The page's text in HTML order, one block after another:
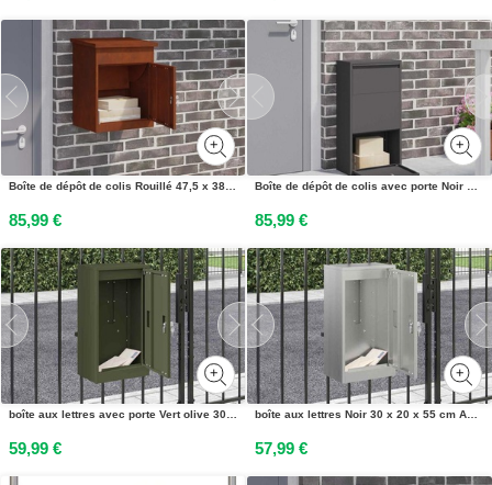
Boîte de dépôt de colis Rouillé 47,5 x 38 x 59 cm Acier patiné
85,99 €
Boîte de dépôt de colis avec porte Noir 44 x 22 x 82 cm Acier
85,99 €
boîte aux lettres avec porte Vert olive 30 x 20 x 55 cm Acier
59,99 €
boîte aux lettres Noir 30 x 20 x 55 cm Acier galvanisé
57,99 €